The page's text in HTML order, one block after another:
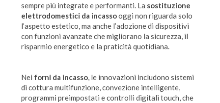
sempre più integrate e performanti. La sostituzione
elettrodomestici da incassooggi non riguarda solo
l’aspetto estetico, ma anche l’adozione di dispositivi
con funzioni avanzate che migliorano la sicurezza, il
risparmio energetico e la praticità quotidiana.
Nei forni da incasso, le innovazioni includono sistemi
di cottura multifunzione, convezione intelligente,
programmi preimpostati e controlli digitali touch, che